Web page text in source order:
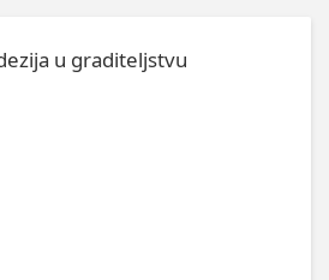
u graditeljstvu